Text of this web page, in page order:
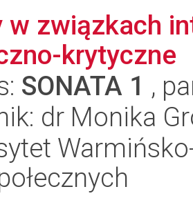
w związkach
krytyczne
SONATA 1 ,
dr Monika